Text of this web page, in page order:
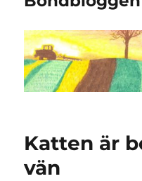
Katten är
vän